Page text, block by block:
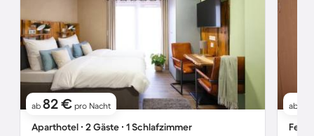
ab 82 € pro Nacht
Aparthotel ∙ 2 Gäste ∙ 1 Schlafzimmer
ab